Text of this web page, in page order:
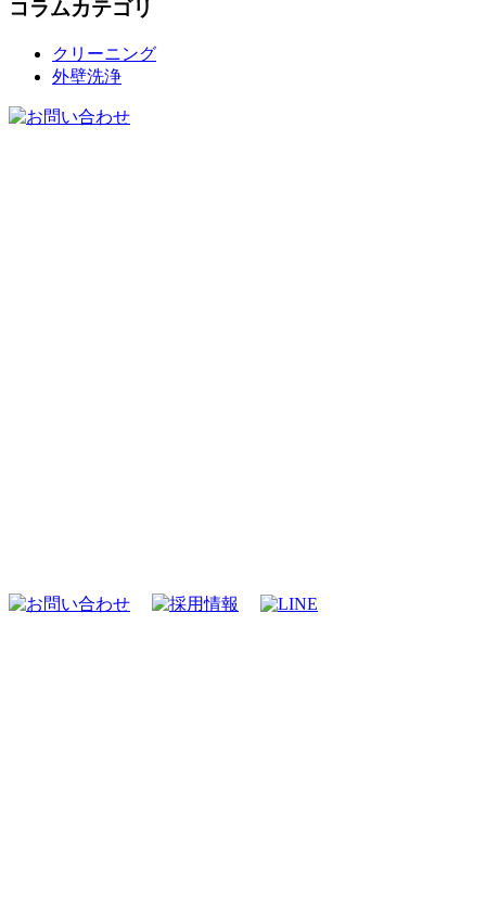
コラムカテゴリ
クリーニング
外壁洗浄